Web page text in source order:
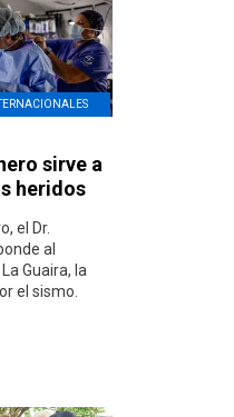
sirve a
heridos
el Dr.
al
Guaira, la
el sismo.